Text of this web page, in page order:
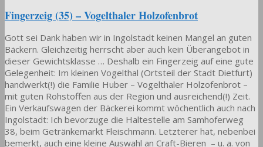
Fingerzeig (35) – Vogelthaler Holzofenbrot
Gott sei Dank haben wir in Ingolstadt keinen Mangel an guten
Bäckern. Gleichzeitig herrscht aber auch kein Überangebot in
dieser Gewichtsklasse … Deshalb ein Fingerzeig auf eine gute
Gelegenheit: Im kleinen Vogelthal (Ortsteil der Stadt Dietfurt)
handwerkt(!) die Familie Huber – Vogelthaler Holzofenbrot –
mit guten Rohstoffen aus der Region und ausreichend(!) Zeit.
Ein Verkaufswagen der Bäckerei kommt wöchentlich auch nach
Ingolstadt: Ich bevorzuge die Haltestelle am Samhoferweg
38, beim Getränkemarkt Fleischmann. Letzterer hat, nebenbei
bemerkt, auch eine kleine Auswahl an Craft-Bieren – u. a. von